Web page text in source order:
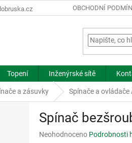
OBCHODNÍ
Topení Inženýrské sítě
a zásuvky Spínače a ovládače
Spínač
Průměrné
Neohodnoceno Podrobnosti